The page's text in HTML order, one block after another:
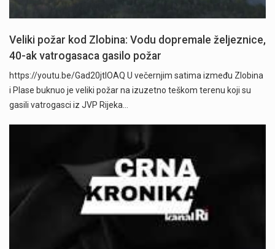
Veliki požar kod Zlobina: Vodu dopremale željeznice,
40-ak vatrogasaca gasilo požar
https://youtu.be/Gad20jtIOAQ U večernjim satima između Zlobina
i Plase buknuo je veliki požar na izuzetno teškom terenu koji su
gasili vatrogasci iz JVP Rijeka…